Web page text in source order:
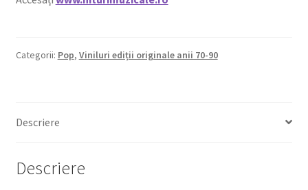
Categorii: Pop, Viniluri ediții originale anii 70-90
Descriere
Descriere